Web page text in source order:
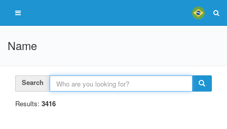
Name
Search
Results: 3416